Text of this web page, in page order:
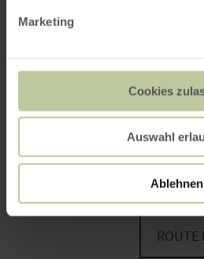
Marketing
Cookies
Auswahl
Ablehnen
per Google Maps
Anfahrt von:
ROUTE